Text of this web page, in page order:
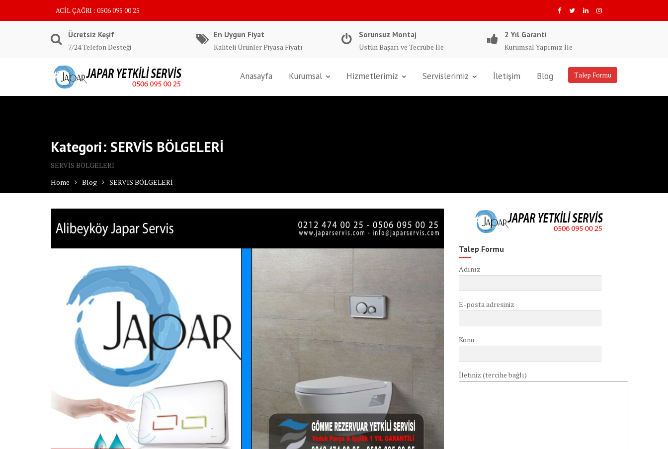
ACİL ÇAĞRI : 0506 095 00 25
Ücretsiz Keşif
7/24 Telefon Desteği
En Uygun Fiyat
Kaliteli Ürünler Piyasa Fiyatı
Sorunsuz Montaj
Üstün Başarı ve Tecrübe İle
2 Yıl Garanti
Kurumsal Yapımız İle
Talep Formu
Anasayfa Kurumsal Hizmetlerimiz Servislerimiz İletişim Blog
Kategori: SERVİS BÖLGELERİ
SERVİS BÖLGELERİ
Home
Blog SERVİS BÖLGELERİ
Talep Formu
Adınız
E-posta adresiniz
Konu
İletiniz (tercihe bağlı)